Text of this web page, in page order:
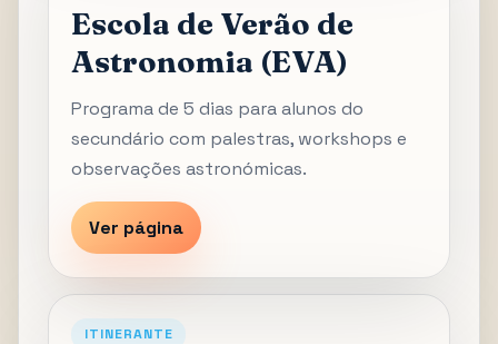
Escola de Verão de
Astronomia (EVA)
Programa de 5 dias para alunos do
secundário com palestras, workshops e
observações astronómicas.
Ver página
ITINERANTE